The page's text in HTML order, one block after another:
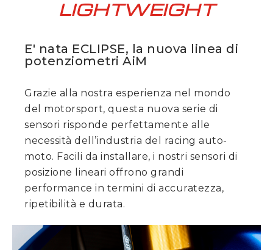
LIGHTWEIGHT
E' nata ECLIPSE, la nuova linea di
potenziometri AiM
Grazie alla nostra esperienza nel mondo
del motorsport, questa nuova serie di
sensori risponde perfettamente alle
necessità dell’industria del racing auto-
moto. Facili da installare, i nostri sensori di
posizione lineari offrono grandi
performance in termini di accuratezza,
ripetibilità e durata.